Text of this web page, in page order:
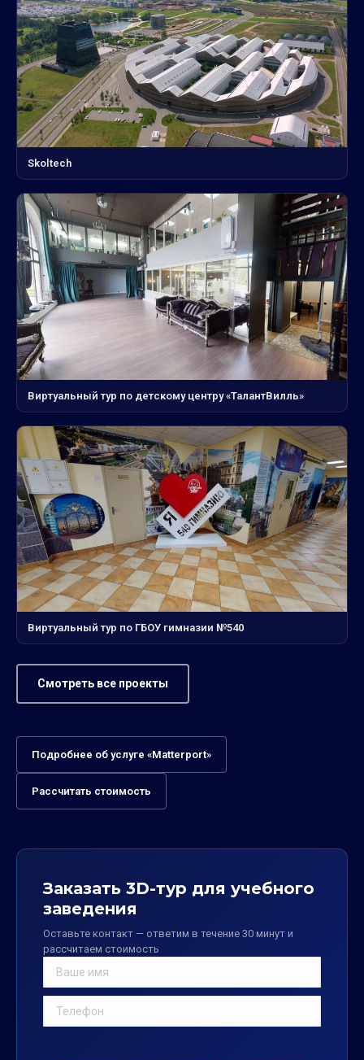
Skoltech
Виртуальный тур по детскому центру «ТалантВилль»
Виртуальный тур по ГБОУ гимназии №540
Смотреть все проекты
Подробнее об услуге «Matterport»
Рассчитать стоимость
Заказать 3D-тур для учебного
заведения
Оставьте контакт — ответим в течение 30 минут и
рассчитаем стоимость